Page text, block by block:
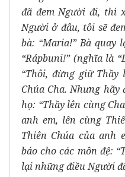
đã đem Người đi, thì
Người ở đâu, tôi sẽ
bà: “Maria!” Bà
“Rápbuni!” (nghĩa là
“Thôi, đừng giữ
Chúa Cha. Nhưng hãy
họ: “Thầy lên cùng
anh em, lên cùng
Thiên Chúa của anh
báo cho các môn đệ:
lại những điều Người